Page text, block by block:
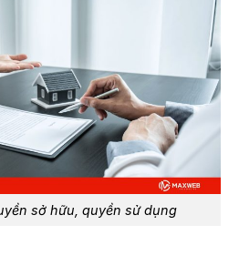
sở hữu, quyền sử dụng